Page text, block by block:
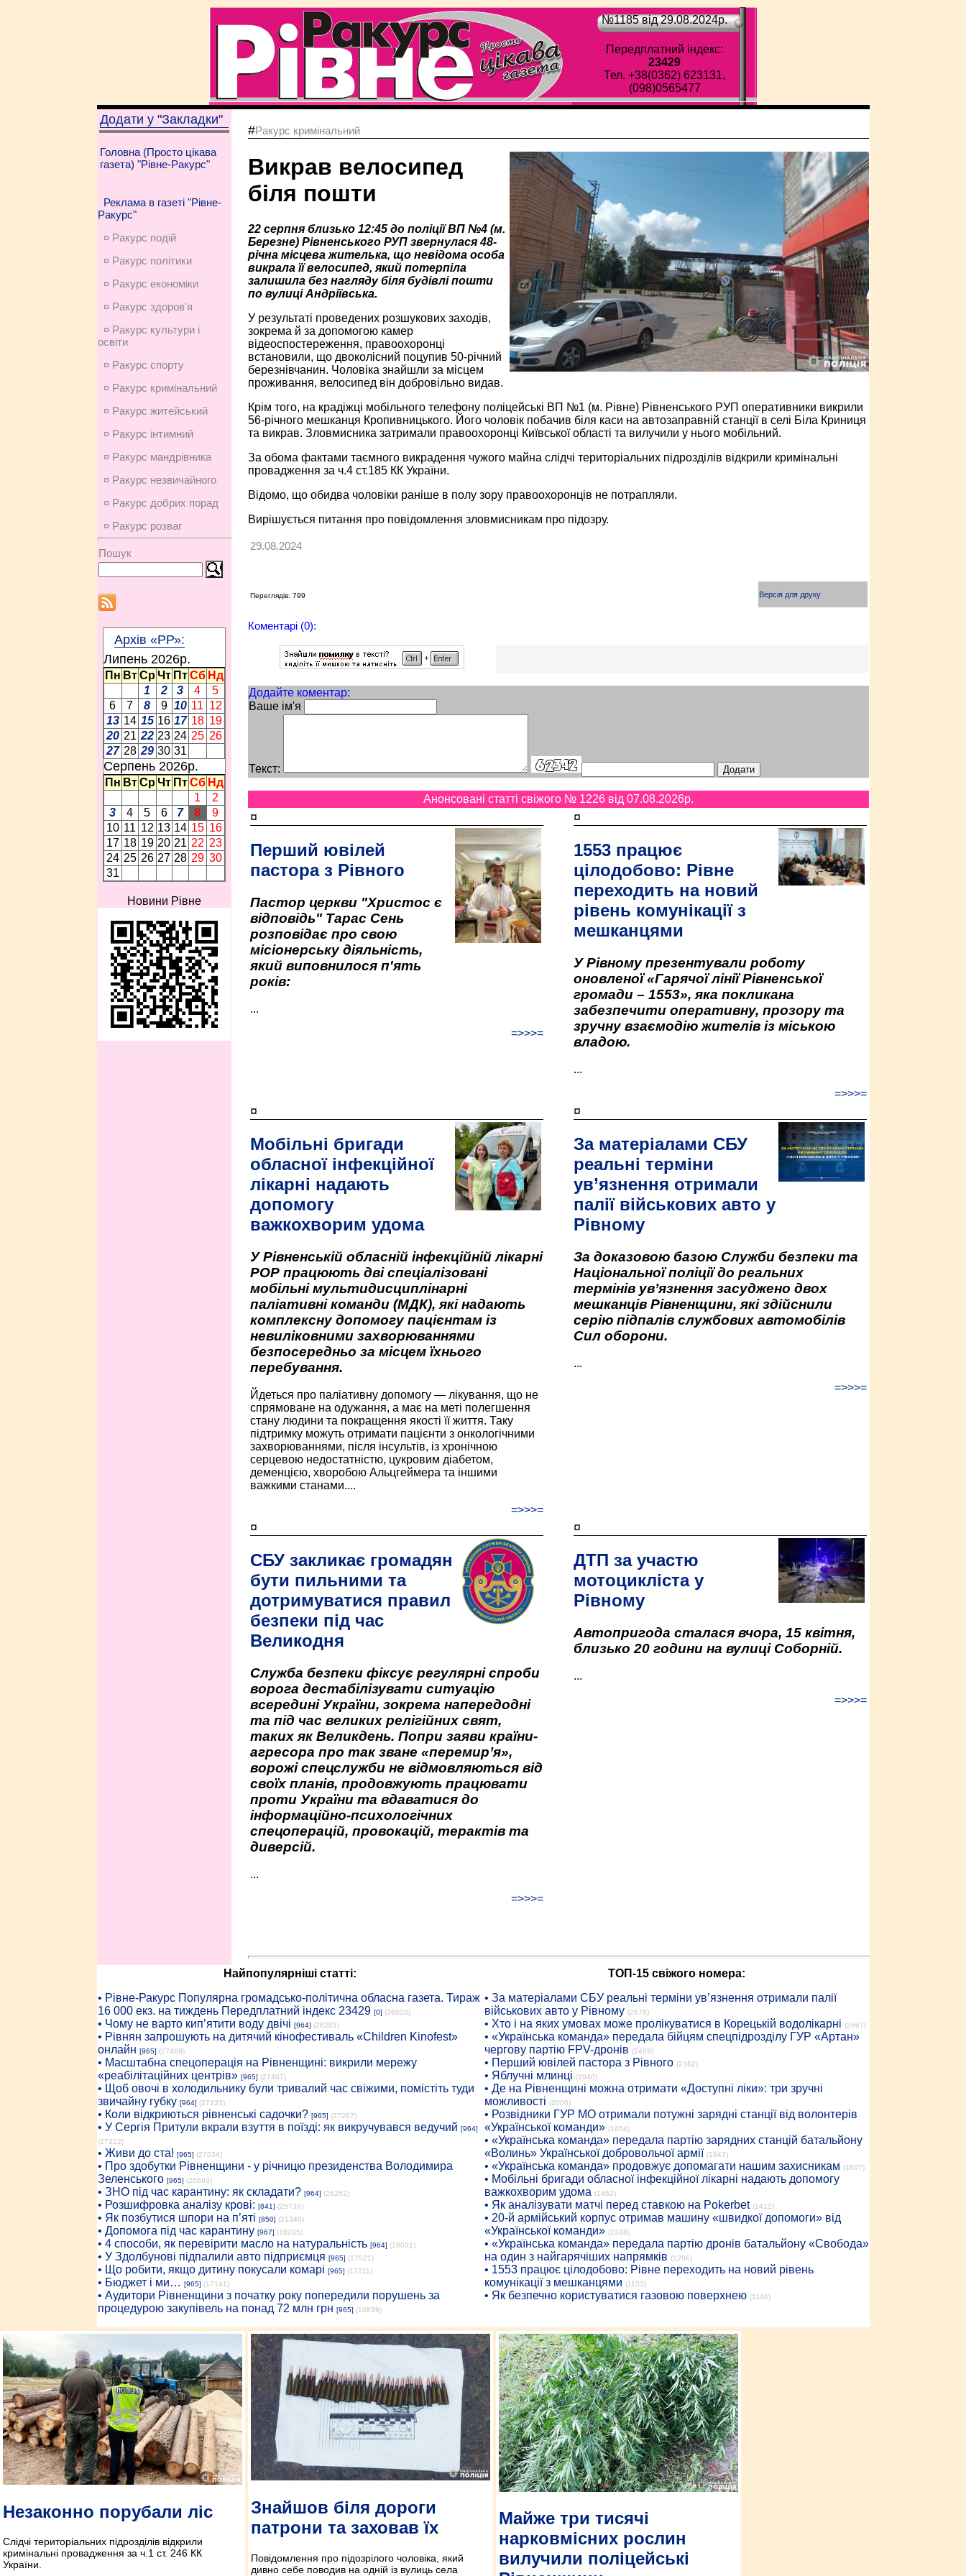
№1185 від 29.08.2024p.
Передплатний індекс:
23429
Тел. +38(0362) 623131,
(098)0565477
Додати у "Закладки"
Головна (Просто цікава
газета) "Рівне-Ракурс"
Реклама в газеті "Рівне-
Ракурс"
¤ Ракурс подій
¤ Ракурс політики
¤ Ракурс економiки
¤ Ракурс здоров'я
¤ Ракурс культури і
освіти
¤ Ракурс спорту
¤ Ракурс кримінальний
¤ Ракурс житейський
¤ Ракурс інтимний
¤ Ракурс мандрівника
¤ Ракурс незвичайного
¤ Ракурс добрих порад
¤ Ракурс розваг
Пошук
Архів «РР»:
Липень 2026p.
Пн Вт Ср Чт Пт Сб Нд
1
2 3 4
5
6
7 8 9 10 11 12
13 14 15 16 17 18 19
20 21 22 23 24 25 26
27 28 29 30 31
Серпень 2026p.
Пн Вт Ср Чт Пт Сб Нд
1
2
3
4 5 6 7 8
9
10 11 12 13 14 15 16
17 18 19 20 21 22 23
24 25 26 27 28 29 30
31
Новини Рівне
#Ракурс кримінальний
Викрав велосипед
біля пошти
22 серпня близько 12:45 до поліції ВП №4 (м.
Березне) Рівненського РУП звернулася 48-
річна місцева жителька, що невідома особа
викрала її велосипед, який потерпіла
залишила без нагляду біля будівлі пошти
по вулиці Андріївська.
У результаті проведених розшукових заходів,
зокрема й за допомогою камер
відеоспостереження, правоохоронці
встановили, що двоколісний поцупив 50-річний
березнівчанин. Чоловіка знайшли за місцем
проживання, велосипед він добровільно видав.
Крім того, на крадіжці мобільного телефону поліцейські ВП №1 (м. Рівне) Рівненського РУП оперативники викрили
56-річного мешканця Кропивницького. Його чоловік побачив біля каси на автозаправній станції в селі Біла Криниця
та викрав. Зловмисника затримали правоохоронці Київської області та вилучили у нього мобільний.
За обома фактами таємного викрадення чужого майна слідчі територіальних підрозділів відкрили кримінальні
провадження за ч.4 ст.185 КК України.
Відомо, що обидва чоловіки раніше в полу зору правоохоронців не потрапляли.
Вирішується питання про повідомлення зловмисникам про підозру.
29.08.2024
Переглядів: 799 Версія для друку
Коментарі (0):
Додайте коментар:
Ваше ім'я
Текст:
Анонсовані статті свіжого № 1226 від 07.08.2026p.
¤
Перший ювілей
пастора з Рівного
Пастор церкви "Христос є
відповідь" Тарас Сень
розповідає про свою
місіонерську діяльність,
який виповнилося п'ять
років:
...
=>>>=
¤
1553 працює
цілодобово: Рівне
переходить на новий
рівень комунікації з
мешканцями
У Рівному презентували роботу
оновленої «Гарячої лінії Рівненської
громади – 1553», яка покликана
забезпечити оперативну, прозору та
зручну взаємодію жителів із міською
владою.
...
=>>>=
¤
Мобільні бригади
обласної інфекційної
лікарні надають
допомогу
важкохворим удома
У Рівненській обласній інфекційній лікарні
РОР працюють дві спеціалізовані
мобільні мультидисциплінарні
паліативні команди (МДК), які надають
комплексну допомогу пацієнтам із
невиліковними захворюваннями
безпосередньо за місцем їхнього
перебування.
Йдеться про паліативну допомогу — лікування, що не
спрямоване на одужання, а має на меті полегшення
стану людини та покращення якості її життя. Таку
підтримку можуть отримати пацієнти з онкологічними
захворюваннями, після інсультів, із хронічною
серцевою недостатністю, цукровим діабетом,
деменцією, хворобою Альцгеймера та іншими
важкими станами....
=>>>=
¤
За матеріалами СБУ
реальні терміни
ув’язнення отримали
палії військових авто у
Рівному
За доказовою базою Служби безпеки та
Національної поліції до реальних
термінів ув’язнення засуджено двох
мешканців Рівненщини, які здійснили
серію підпалів службових автомобілів
Сил оборони.
...
=>>>=
¤
СБУ закликає громадян
бути пильними та
дотримуватися правил
безпеки під час
Великодня
Служба безпеки фіксує регулярні спроби
ворога дестабілізувати ситуацію
всередині України, зокрема напередодні
та під час великих релігійних свят,
таких як Великдень. Попри заяви країни-
агресора про так зване «перемир’я»,
ворожі спецслужби не відмовляються від
своїх планів, продовжують працювати
проти України та вдаватися до
інформаційно-психологічних
спецоперацій, провокацій, терактів та
диверсій.
...
=>>>=
¤
ДТП за участю
мотоцикліста у
Рівному
Автопригода сталася вчора, 15 квітня,
близько 20 години на вулиці Соборній.
...
=>>>=
Найпопулярніші статті:
• Рiвне-Ракурс Популярна громадсько-політична обласна газета. Тираж
16 000 екз. на тиждень Передплатний індекс 23429 [0] (36020)
• Чому не варто кип’ятити воду двічі [964] (28201)
• Рівнян запрошують на дитячий кінофестиваль «Children Kinofest»
онлайн [965] (27489)
• Масштабна спецоперація на Рівненщині: викрили мережу
«реабілітаційних центрів» [965] (27467)
• Щоб овочі в холодильнику були тривалий час свіжими, помістіть туди
звичайну губку [964] (27433)
• Коли відкриються рівненські садочки? [965] (27267)
• У Сергія Притули вкрали взуття в поїзді: як викручувався ведучий [964]
(27222)
• Живи до ста! [965] (27034)
• Про здобутки Рівненщини - у річницю президенства Володимира
Зеленського [965] (26693)
• ЗНО під час карантину: як складати? [964] (26252)
• Розшифровка аналізу крові: [841] (25738)
• Як позбутися шпори на п’яті [850] (21340)
• Допомога під час карантину [967] (18205)
• 4 способи, як перевірити масло на натуральність [964] (18031)
• У Здолбунові підпалили авто підприємця [965] (17521)
• Що робити, якщо дитину покусали комарі [965] (17211)
• Бюджет і ми… [965] (17141)
• Аудитори Рівненщини з початку року попередили порушень за
процедурою закупівель на понад 72 млн грн [965] (16839)
ТОП-15 свіжого номера:
• За матеріалами СБУ реальні терміни ув’язнення отримали палії
військових авто у Рівному (2679)
• Хто і на яких умовах може пролікуватися в Корецькій водолікарні (2667)
• «Українська команда» передала бійцям спецпідрозділу ГУР «Артан»
чергову партію FPV-дронів (2499)
• Перший ювілей пастора з Рівного (2362)
• Яблучні млинці (2040)
• Де на Рівненщині можна отримати «Доступні ліки»: три зручні
можливості (2006)
• Розвідники ГУР МО отримали потужні зарядні станції від волонтерів
«Української команди» (1654)
• «Українська команда» передала партію зарядних станцій батальйону
«Волинь» Української добровольчої армії (1647)
• «Українська команда» продовжує допомагати нашим захисникам (1607)
• Мобільні бригади обласної інфекційної лікарні надають допомогу
важкохворим удома (1462)
• Як аналізувати матчі перед ставкою на Pokerbet (1412)
• 20-й армійський корпус отримав машину «швидкої допомоги» від
«Української команди» (1338)
• «Українська команда» передала партію дронів батальйону «Свобода»
на один з найгарячіших напрямків (1206)
• 1553 працює цілодобово: Рівне переходить на новий рівень
комунікації з мешканцями (1153)
• Як безпечно користуватися газовою поверхнею (1146)
Незаконно порубали ліс
Слідчі територіальних підрозділів відкрили
кримінальні провадження за ч.1 ст. 246 КК
України.
Знайшов біля дороги
патрони та заховав їх
Повідомлення про підозрілого чоловіка, який
дивно себе поводив на одній із вулиць села
Майже три тисячі
нарковмісних рослин
вилучили поліцейські